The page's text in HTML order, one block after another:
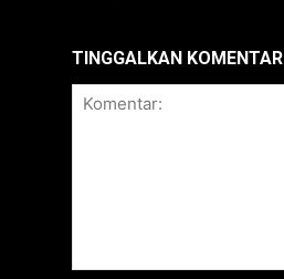
TINGGALKAN KOMENTAR